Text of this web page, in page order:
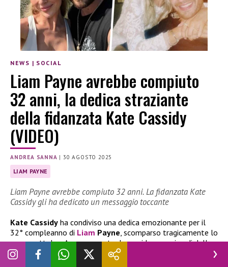
NEWS | SOCIAL
Liam Payne avrebbe compiuto
32 anni, la dedica straziante
della fidanzata Kate Cassidy
(VIDEO)
ANDREA SANNA |30 AGOSTO 2025
LIAM PAYNE
Liam Payne avrebbe compiuto 32 anni. La fidanzata Kate
Cassidy gli ha dedicato un messaggio toccante
Kate Cassidy ha condiviso una dedica emozionante per il
32° compleanno di Liam Payne , scomparso tragicamente lo
scorso ottobre. Accompagnata da un video con ricordi della
loro storia, la fidanzata ha scritto:
brilli ancora, anche da lassù.”
Il messaggio ha commosso il